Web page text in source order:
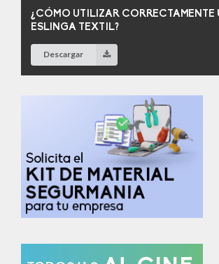
¿CÓMO UTILIZAR CORRECTAMENTE
ESLINGA TEXTIL?
Descargar